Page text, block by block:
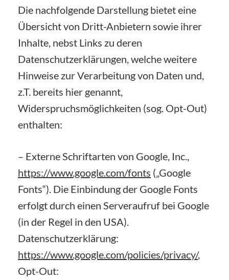
Die nachfolgende Darstellung bietet eine
Übersicht von Dritt-Anbietern sowie ihrer
Inhalte, nebst Links zu deren
Datenschutzerklärungen, welche weitere
Hinweise zur Verarbeitung von Daten und,
z.T. bereits hier genannt,
Widerspruchsmöglichkeiten (sog. Opt-Out)
enthalten:
– Externe Schriftarten von Google, Inc.,
https://www.google.com/fonts („Google
Fonts“). Die Einbindung der Google Fonts
erfolgt durch einen Serveraufruf bei Google
(in der Regel in den USA).
Datenschutzerklärung:
https://www.google.com/policies/privacy/,
Opt-Out: